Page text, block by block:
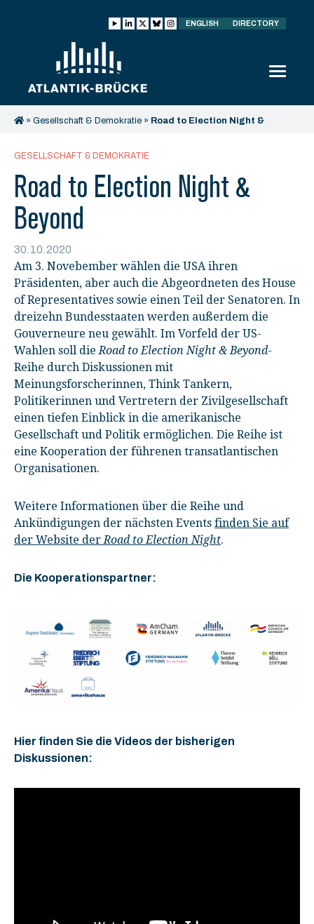
ENGLISH DIRECTORY
» Gesellschaft & Demokratie » Road to Election Night &
GESELLSCHAFT & DEMOKRATIE
Road to Election Night &
Beyond
30.10.2020
Am 3. Novebember wählen die USA ihren
Präsidenten, aber auch die Abgeordneten des House
of Representatives sowie einen Teil der Senatoren. In
dreizehn Bundesstaaten werden außerdem die
Gouverneure neu gewählt. Im Vorfeld der US-
Wahlen soll dieRoad to Election Night & Beyond-
Reihe durch Diskussionen mit
Meinungsforscherinnen, Think Tankern,
Politikerinnen und Vertretern der Zivilgesellschaft
einen tiefen Einblick in die amerikanische
Gesellschaft und Politik ermöglichen. Die Reihe ist
eine Kooperation der führenen transatlantischen
Organisationen.
Weitere Informationen über die Reihe und
Ankündigungen der nächsten Events finden Sie auf
der Website derRoad to Election Night.
Die Kooperationspartner:
Hier finden Sie die Videos der bisherigen
Diskussionen: